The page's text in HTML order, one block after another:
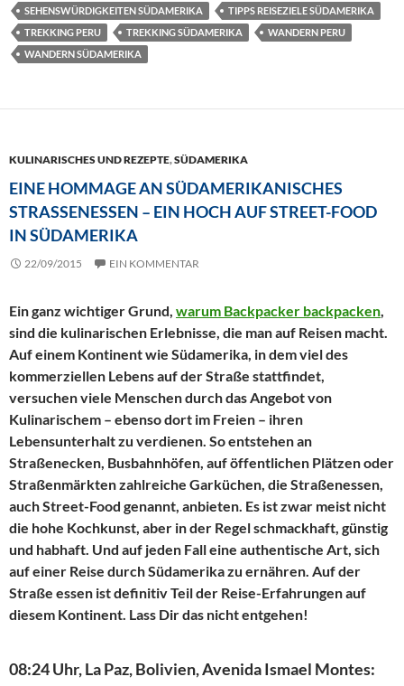
SEHENSWÜRDIGKEITEN SÜDAMERIKA
TIPPS REISEZIELE SÜDAMERIKA
TREKKING PERU
TREKKING SÜDAMERIKA
WANDERN PERU
WANDERN SÜDAMERIKA
KULINARISCHES UND REZEPTE,SÜDAMERIKA
EINE HOMMAGE AN SÜDAMERIKANISCHES
STRASSENESSEN – EIN HOCH AUF STREET-FOOD I
N SÜDAMERIKA
22/09/2015 EIN KOMMENTAR
Ein ganz wichtiger Grund, warum Backpacker backpacken,
sind die kulinarischen Erlebnisse, die man auf Reisen macht.
Auf einem Kontinent wie Südamerika, in dem viel des
kommerziellen Lebens auf der Straße stattfindet,
versuchen viele Menschen durch das Angebot von
Kulinarischem – ebenso dort im Freien – ihren
Lebensunterhalt zu verdienen. So entstehen an
Straßenecken, Busbahnhöfen, auf öffentlichen Plätzen oder
Straßenmärkten zahlreiche Garküchen, die Straßenessen,
auch Street-Food genannt, anbieten. Es ist zwar meist nicht
die hohe Kochkunst, aber in der Regel schmackhaft, günstig
und habhaft. Und auf jeden Fall eine authentische Art, sich
auf einer Reise durch Südamerika zu ernähren. Auf der
Straße essen ist definitiv Teil der Reise-Erfahrungen auf
diesem Kontinent. Lass Dir das nicht entgehen!
08:24 Uhr, La Paz, Bolivien, Avenida Ismael Montes: